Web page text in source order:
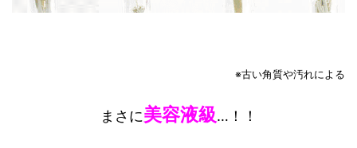
※古い角質や汚れによる
まさに美容液級…！！